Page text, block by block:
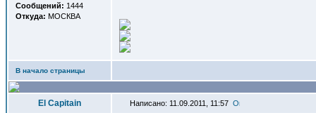
Сообщений: 1444
Откуда: МОСКВА
В начало страницы
El Capitain Написано: 11.09.2011, 11:57